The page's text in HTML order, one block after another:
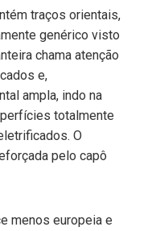
traços orientais,
genérico visto
chama atenção
e,
ampla, indo na
totalmente
O
pelo capô
menos europeia e